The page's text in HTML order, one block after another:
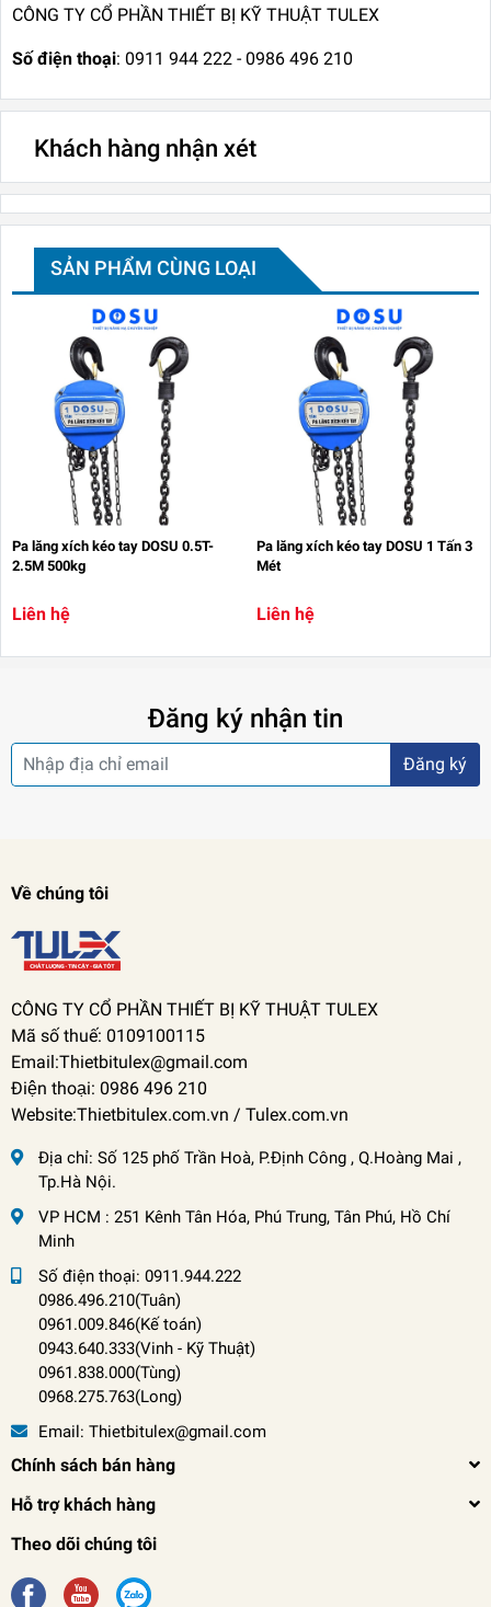
CÔNG TY CỔ PHẦN THIẾT BỊ KỸ THUẬT TULEX
Số điện thoại: 0911 944 222 - 0986 496 210
Khách hàng nhận xét
SẢN PHẨM CÙNG LOẠI
Pa lăng xích kéo tay DOSU 0.5T-
2.5M 500kg
Liên hệ
Pa lăng xích kéo tay DOSU 1 Tấn 3
Mét
Liên hệ
Đăng ký nhận tin
Đăng ký
Về chúng tôi
CÔNG TY CỔ PHẦN THIẾT BỊ KỸ THUẬT TULEX
Mã số thuế: 0109100115
Email:Thietbitulex@gmail.com
Điện thoại: 0986 496 210
Website:Thietbitulex.com.vn / Tulex.com.vn
Địa chỉ: Số 125 phố Trần Hoà, P.Định Công , Q.Hoàng Mai ,
Tp.Hà Nội.
VP HCM : 251 Kênh Tân Hóa, Phú Trung, Tân Phú, Hồ Chí
Minh
Số điện thoại: 0911.944.222
0986.496.210(Tuân)
0961.009.846(Kế toán)
0943.640.333(Vinh - Kỹ Thuật)
0961.838.000(Tùng)
0968.275.763(Long)
Email: Thietbitulex@gmail.com
Chính sách bán hàng
Hỗ trợ khách hàng
Theo dõi chúng tôi